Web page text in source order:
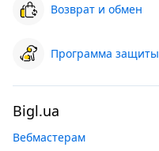
Возврат и обмен
Программа защиты
Bigl.ua
Вебмастерам